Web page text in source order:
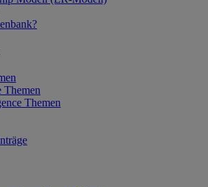
Themen
Themen